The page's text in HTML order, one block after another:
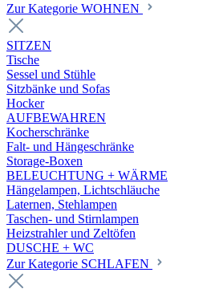
Zur Kategorie WOHNEN
SITZEN
Tische
Sessel und Stühle
Sitzbänke und Sofas
Hocker
AUFBEWAHREN
Kocherschränke
Falt- und Hängeschränke
Storage-Boxen
BELEUCHTUNG + WÄRME
Hängelampen, Lichtschläuche
Laternen, Stehlampen
Taschen- und Stirnlampen
Heizstrahler und Zeltöfen
DUSCHE + WC
Zur Kategorie SCHLAFEN